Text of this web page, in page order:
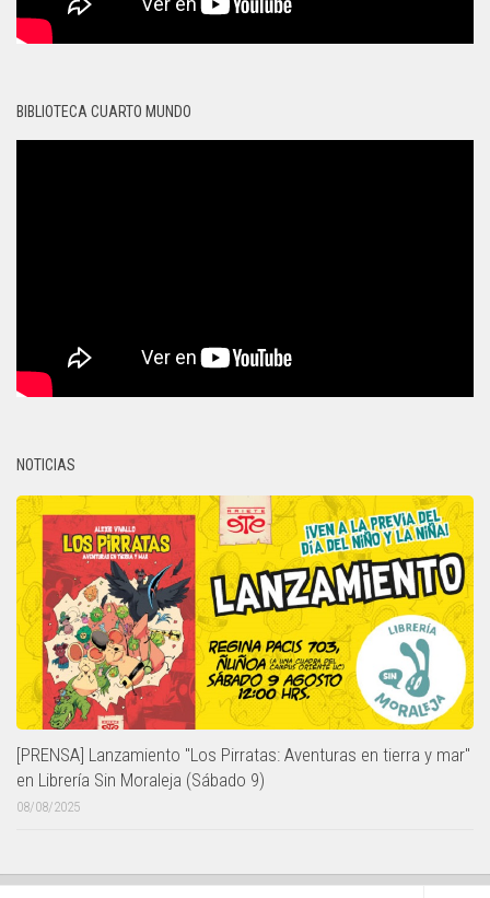
BIBLIOTECA CUARTO MUNDO
NOTICIAS
[PRENSA] Lanzamiento "Los Pirratas: Aventuras en tierra y mar"
en Librería Sin Moraleja (Sábado 9)
08/08/2025